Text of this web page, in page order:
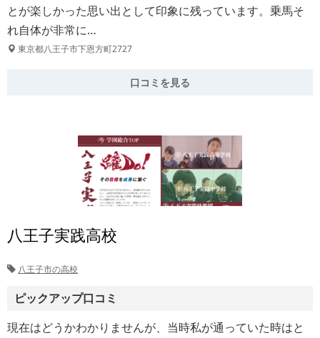
とが楽しかった思い出として印象に残っています。乗馬そ
れ自体が非常に…
東京都八王子市下恩方町2727
口コミを見る
八王子実践高校
八王子市の高校
ピックアップ口コミ
現在はどうかわかりませんが、当時私が通っていた時はと